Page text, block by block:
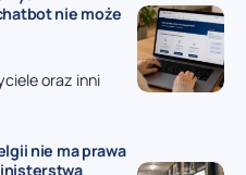
nie może
oraz inni
nie ma prawa